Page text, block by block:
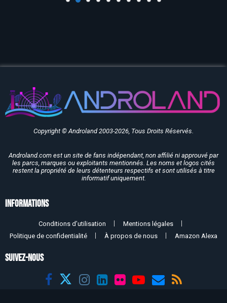
Copyright © Androland 2003-2026, Tous Droits Réservés.
Androland.com est un site de fans indépendant, non affilié ni approuvé par
les parcs, marques ou exploitants mentionnés. Les noms et logos cités
restent la propriété de leurs détenteurs respectifs et sont utilisés à titre
informatif uniquement.
Informations
Conditions d’utilisation
Mentions légales
Politique de confidentialité
À propos de nous Amazon Alexa
SUIVEZ-NOUS